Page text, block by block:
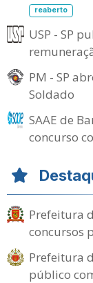
reaberto
USP - SP
PM - SP
Soldado
SAAE de
concurso
Prefeitura
concursos
Prefeitura
público